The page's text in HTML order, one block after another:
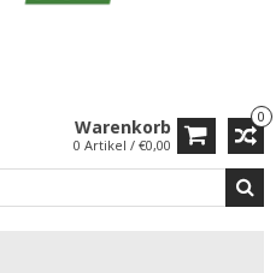
0
Warenkorb
0 Artikel / €0,00